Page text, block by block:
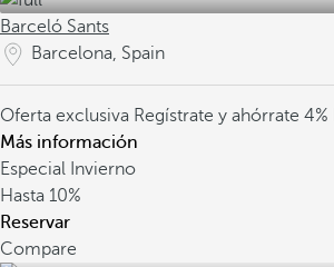
Barceló Sants
Barcelona, Spain
Oferta exclusiva Regístrate y ahórrate 4%
Más información
Especial Invierno
Hasta 10%
Reservar
Compare